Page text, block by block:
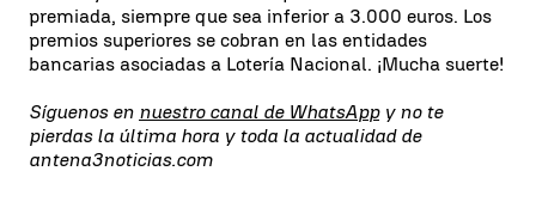
premiada, siempre que sea inferior a 3.000 euros. Los
premios superiores se cobran en las entidades
bancarias asociadas a Lotería Nacional. ¡Mucha suerte!
Síguenos en nuestro canal de WhatsAppy no te
pierdas la última hora y toda la actualidad de
antena3noticias.com